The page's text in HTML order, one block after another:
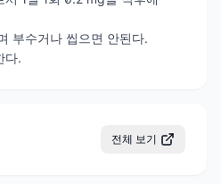
부수거나 씹으면 안된다.
다.
전체 보기